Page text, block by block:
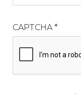
CAPTCHA*